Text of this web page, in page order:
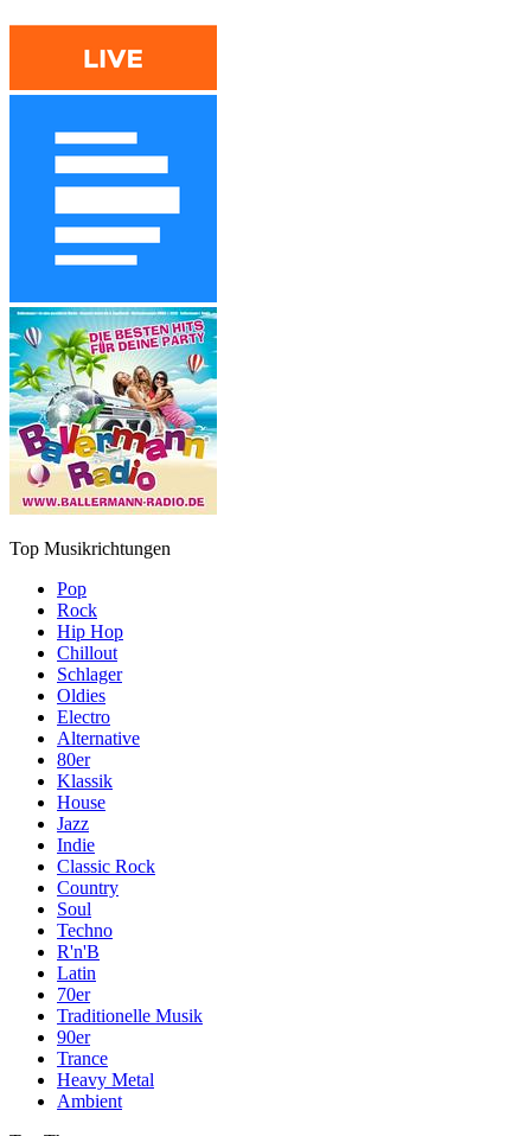
Top Musikrichtungen
Pop
Rock
Hip Hop
Chillout
Schlager
Oldies
Electro
Alternative
80er
Klassik
House
Jazz
Indie
Classic Rock
Country
Soul
Techno
R'n'B
Latin
70er
Traditionelle Musik
90er
Trance
Heavy Metal
Ambient